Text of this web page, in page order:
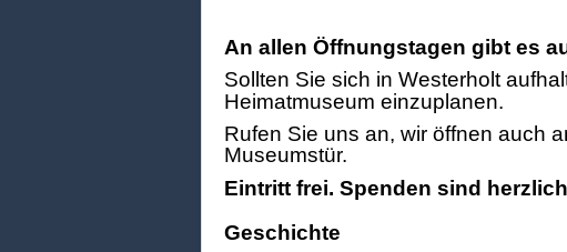
An allen Öffnungstagen gibt es
Sollten Sie sich in Westerholt
Heimatmuseum einzuplanen.
Rufen Sie uns an, wir öffnen auch
Museumstür.
Eintritt frei. Spenden sind
Geschichte